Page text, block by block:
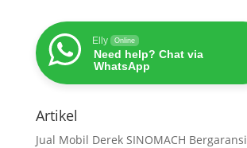
Elly Online
Need help? Chat via
WhatsApp
Artikel
Jual Mobil Derek SINOMACH Bergaransi